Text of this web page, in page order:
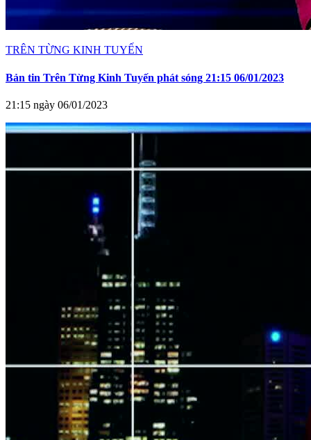
TRÊN TỪNG KINH TUYẾN
Bản tin Trên Từng Kinh Tuyến phát sóng 21:15 06/01/2023
21:15 ngày 06/01/2023